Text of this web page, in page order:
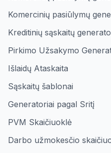
Komercinių pasiūlymų
Kreditinių sąskaitų
Pirkimo Užsakymo
Išlaidų Ataskaita
Sąskaitų šablonai
Generatoriai pagal Sritį
PVM Skaičiuoklė
Darbo užmokesčio